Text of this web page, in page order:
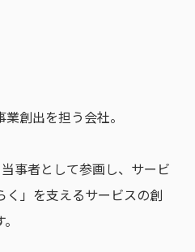
創出を担う会社。
事者として参画し、サービ
く」を支えるサービスの創